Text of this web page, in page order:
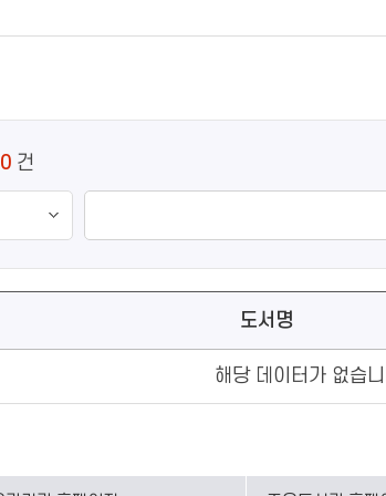
0건
도서명
해당 데이터가 없습